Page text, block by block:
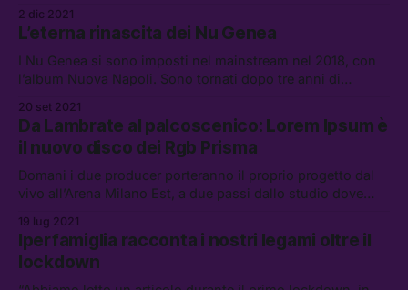
2 dic 2021
L’eterna rinascita dei Nu Genea
I Nu Genea si sono imposti nel mainstream nel 2018, con
l’album Nuova Napoli. Sono tornati dopo tre anni di
abbiamo intervistati e abbiamo parlato di Africa, di musica
napoletana e di come si fa a rimanere freschi
20 set 2021
Da Lambrate al palcoscenico: Lorem Ipsum è
il nuovo disco dei Rgb Prisma
Domani i due producer porteranno il proprio progetto dal
vivo all’Arena Milano Est, a due passi dallo studio dove
19 lug 2021
Iperfamiglia racconta i nostri legami oltre il
lockdown